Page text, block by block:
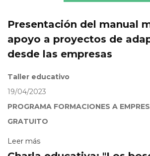
Presentación del manual
apoyo a proyectos de
desde las empresas
Taller educativo
19/04/2023
PROGRAMA FORMACIONES A
GRATUITO
Leer más